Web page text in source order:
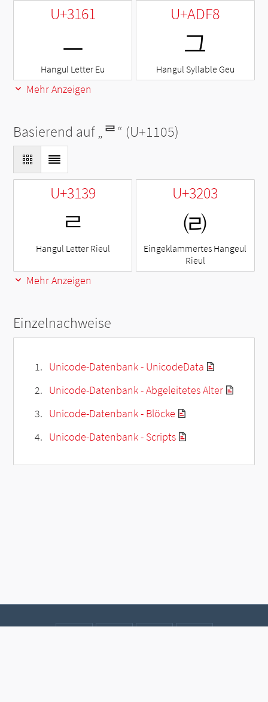
U+3161
ㅡ
Hangul Letter Eu
U+ADF8
그
Hangul Syllable Geu
Mehr Anzeigen
Basierend auf „ᄅ“ (U+1105)
U+3139
ㄹ
Hangul Letter Rieul
U+3203
㈃
Eingeklammertes Hangeul
Rieul
Mehr Anzeigen
Einzelnachweise
Unicode-Datenbank - UnicodeData
Unicode-Datenbank - Abgeleitetes Alter
Unicode-Datenbank - Blöcke
Unicode-Datenbank - Scripts